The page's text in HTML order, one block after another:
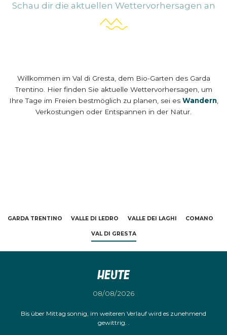
Schau dir die aktuellen Wettervorhersagen an
Willkommen im Val di Gresta, dem Bio-Garten des Garda
Trentino. Hier finden Sie aktuelle Wettervorhersagen, um
Ihre Tage im Freien bestmöglich zu planen, sei es Wandern,
Verkostungen oder Entspannen in der Natur.
GARDA TRENTINO VALLE DI LEDRO VALLE DEI LAGHI COMANO
VAL DI GRESTA
Heute
08/08/2026
Bis über Mittag sonnig, im weiteren Verlauf wird es zunehmend
gewittrig. .